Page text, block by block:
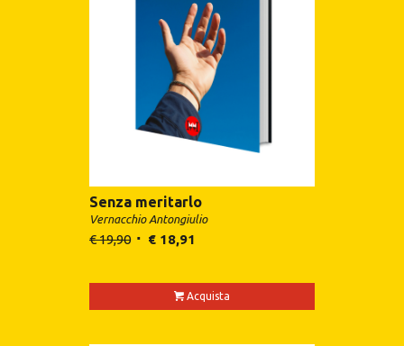
Senza meritarlo
Vernacchio Antongiulio
€19,90 €18,91
Acquista